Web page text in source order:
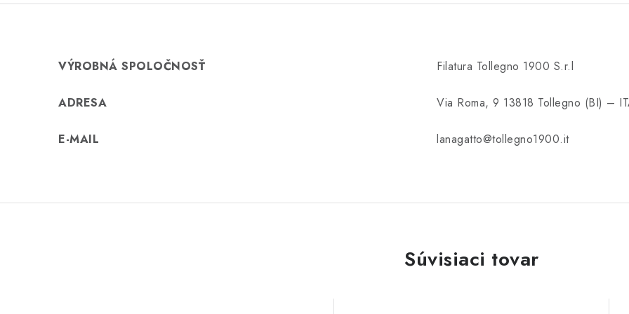
n
VÝROBNÁ SPOLOČNOSŤ Filatura Tollegno 1900 S.r.l
ADRESA Via Roma, 9 13818 Tollegno (BI) –
E-MAIL lanagatto@tollegno1900.it
Súvisiaci tovar